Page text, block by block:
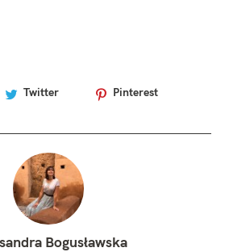
Twitter Pinterest
Bogusławska